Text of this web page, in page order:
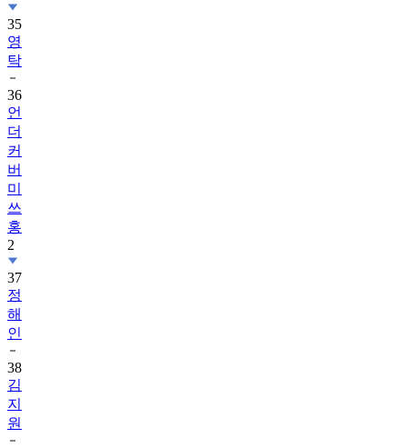
35
영
탁
36
언
더
커
버
미
쓰
홍
2
37
정
해
인
38
김
지
원